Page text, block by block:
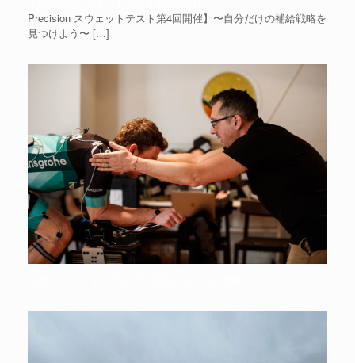
Precision スウェットテスト第4回開催】〜自分だけの補給戦略を
見つけよう〜 […]